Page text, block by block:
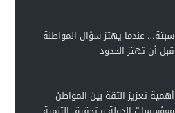
سبتة… عندما يهتز سؤال المواطنة
قبل أن تهتز الحدود
أهمية تعزيز الثقة بين المواطن